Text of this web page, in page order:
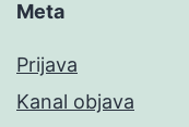
Meta
Prijava
Kanal objava